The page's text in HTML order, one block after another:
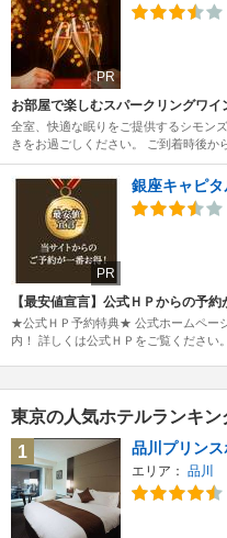
PR
お部屋で楽しむスパークリングワイ
全室、快適な眠りをご提供するシモン
きをお過ごしください。 ご到着時後か
PR
銀座キャピ
【最安値宣言】公式ＨＰからの予
★公式ＨＰ予約特典★ 公式ホームペー
内！ 詳しくは公式ＨＰをご覧ください。
東京の人気ホテルランキン
1
品川プリン
エリア： 品川